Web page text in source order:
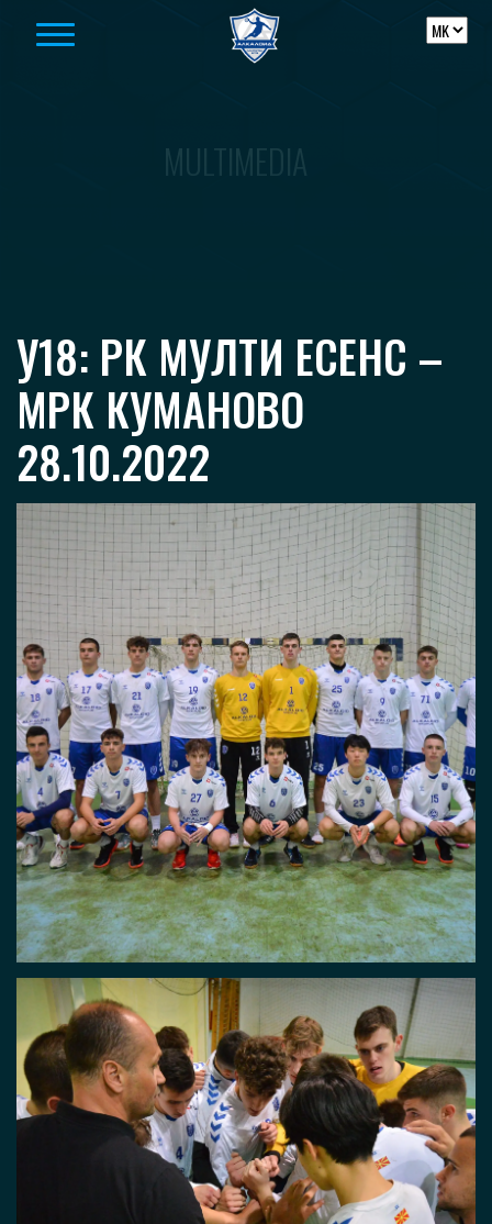
MULTIMEDIA
У18: РК МУЛТИ ЕСЕНС –
МРК КУМАНОВО
28.10.2022